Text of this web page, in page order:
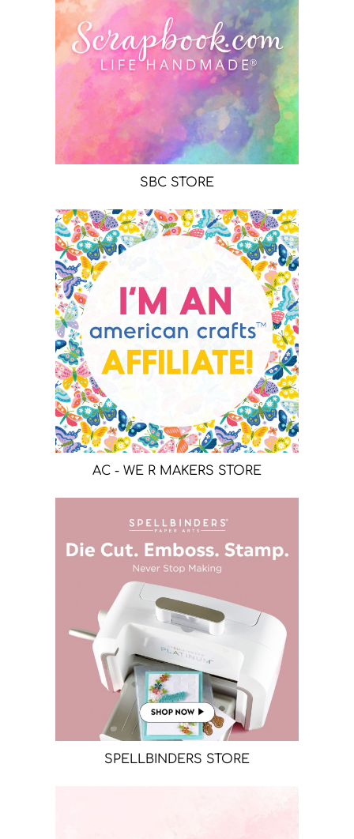
SBC STORE
AC - WE R MAKERS STORE
SPELLBINDERS STORE